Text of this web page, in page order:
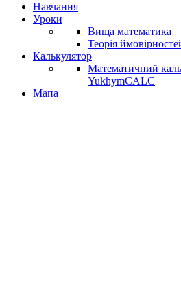
Навчання
Уроки
Вища математика
Теорія
Калькулятор
Математичний
YukhymCALC
Мапа